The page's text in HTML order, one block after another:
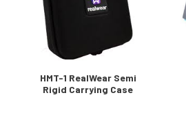
HMT-1 RealWear Semi
Rigid Carrying Case